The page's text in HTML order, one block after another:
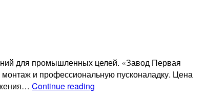
для промышленных целей. «Завод Первая
и профессиональную пусконаладку. Цена
Continue reading